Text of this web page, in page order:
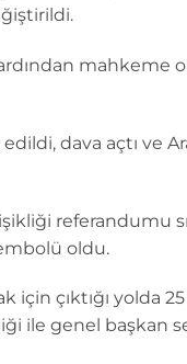
mahkeme
edildi, dava açtı ve
referandumu
oldu.
için çıktığı yolda
ile genel başkan